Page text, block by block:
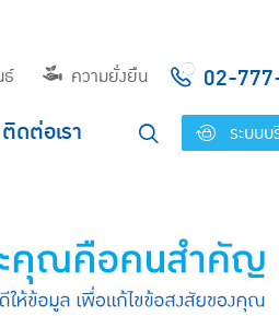
ความยั่งยืน 02-
ติดต่อเรา ระบบ